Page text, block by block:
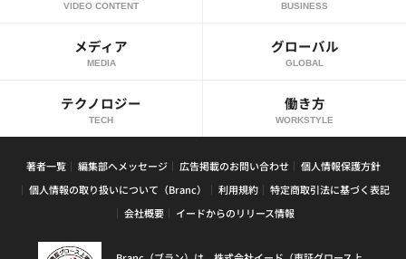
VIDEO CONTENT BUSINESS
メディア
MEDIA
グローバル
GLOBAL
テクノロジー
TECH
働き方
WORKSTYLE
著者一覧 編集部へメッセージ 広告掲載のお問い合わせ
個人情報保護方針
個人情報の取り扱いについて（Branc）
利用規約
特定商取引法に基づく表記
会社概要
イードからのリリース情報